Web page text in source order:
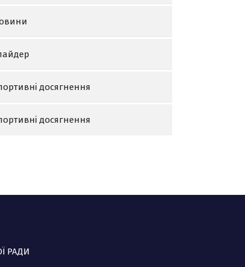
досягнення
досягнення
РАДИ